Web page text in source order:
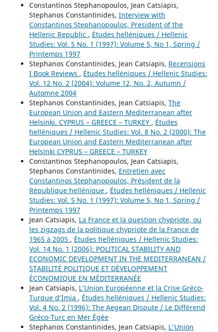
Constantinos Stephanopoulos, Jean Catsiapis,
Stephanos Constantinides, Interview with
Constantinos Stephanopoulos, President of the
Hellenic Republic , Études helléniques / Hellenic
Studies: Vol. 5 No. 1 (1997): Volume 5, No 1, Spring /
Printemps 1997
Stephanos Constantinides, Jean Catsiapis, Recensions
I Book Reviews , Études helléniques / Hellenic Studies:
Vol. 12 No. 2 (2004): Volume 12, No. 2, Autumn /
Automne 2004
Stephanos Constantinides, Jean Catsiapis, The
European Union and Eastern Mediterranean after
Helsinki. CYPRUS – GREECE – TURKEY , Études
helléniques / Hellenic Studies: Vol. 8 No. 2 (2000): The
European Union and Eastern Mediterranean after
Helsinki CYPRUS – GREECE – TURKEY
Constantinos Stephanopoulos, Jean Catsiapis,
Stephanos Constantinides, Entretien avec
Constantinos Stephanopoulos, Président de la
République hellénique , Études helléniques / Hellenic
Studies: Vol. 5 No. 1 (1997): Volume 5, No 1, Spring /
Printemps 1997
Jean Catsiapis, La France et la question chypriote, ou
les zigzags de la politique chypriote de la France de
1965 à 2005 , Études helléniques / Hellenic Studies:
Vol. 14 No. 1 (2006): POLITICAL STABILITY AND
ECONOMIC DEVELOPMENT IN THE MEDITERRANEAN /
STABILITÉ POLITIQUE ET DÉVELOPPEMENT
ÉCONOMIQUE EN MÉDITERRANÉE
Jean Catsiapis, L’Union Européenne et la Crise Gréco-
Turque d’Imia , Études helléniques / Hellenic Studies:
Vol. 4 No. 2 (1996): The Aegean Dispute / Le Différend
Gréco-Turc en Mer Égée
Stephanos Constantinides, Jean Catsiapis, L'Union